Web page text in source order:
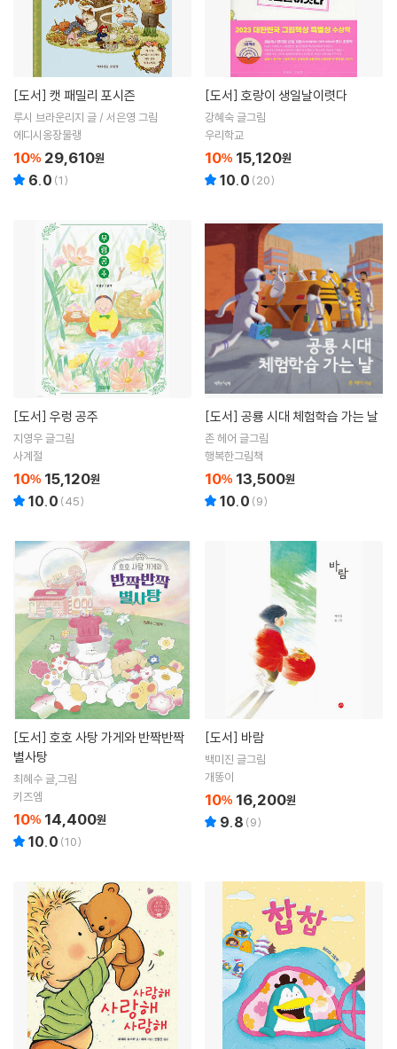
[도서] 캣 패밀리 포시즌
루시 브라운리지 글 / 서은영 그림
에디시옹장물랭
10% 29,610원
6.0 (1)
[도서] 호랑이 생일날이렷다
강혜숙 글그림
우리학교
10% 15,120원
10.0 (20)
[도서] 우렁 공주
지영우 글그림
사계절
10% 15,120원
10.0 (45)
[도서] 공룡 시대 체험학습 가는 날
존 헤어 글그림
행복한그림책
10% 13,500원
10.0 (9)
[도서]
별사탕
최혜수 글,그림
키즈엠
10% 14,400원
10.0 (10)
[도서] 바람
백미진 글그림
개똥이
10% 16,200원
9.8 (9)